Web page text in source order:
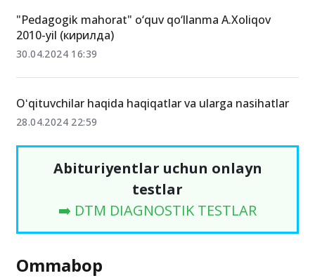
"Pedagogik mahorat" o‘quv qo‘llanma A.Xoliqov
2010-yil (кирилда)
30.04.2024 16:39
Oʻqituvchilar haqida haqiqatlar va ularga nasihatlar
28.04.2024 22:59
Abituriyentlar uchun onlayn
testlar
➡️ DTM DIAGNOSTIK TESTLAR
Ommabop